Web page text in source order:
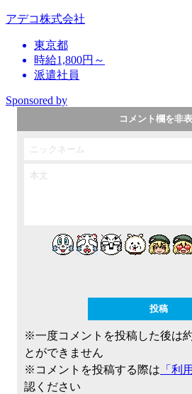
アデコ株式会社
東京都
時給1,800円～
派遣社員
Sponsored by
コメント欄を非
※一度コメントを投稿した後は
とができません
※コメントを投稿する際は 「利
認ください